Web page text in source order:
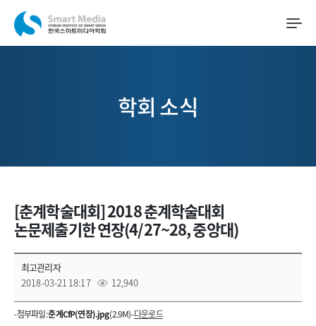
학회 소식
[춘계학술대회] 2018 춘계학술대회
논문제출기한 연장(4/27~28, 중앙대)
최고관리자
2018-03-21 18:17
12,940
- 첨부파일 :춘계CfP(연장).jpg(2.9M) -다운로드